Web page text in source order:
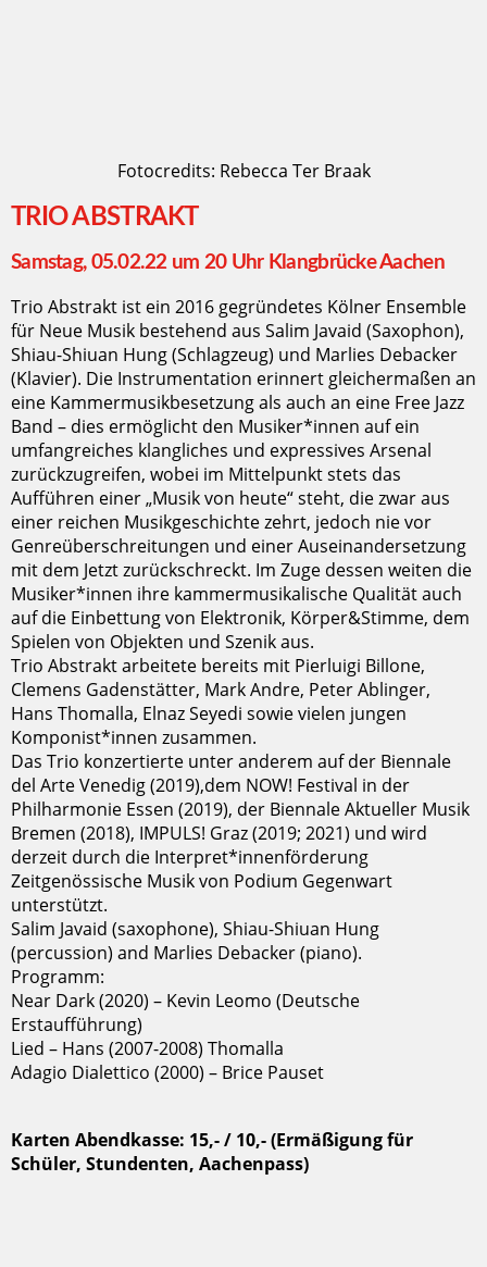
Fotocredits: Rebecca Ter Braak
TRIO ABSTRAKT
Samstag, 05.02.22 um 20 Uhr Klangbrücke Aachen
Trio Abstrakt ist ein 2016 gegründetes Kölner Ensemble
für Neue Musik bestehend aus Salim Javaid (Saxophon),
Shiau-Shiuan Hung (Schlagzeug) und Marlies Debacker
(Klavier). Die Instrumentation erinnert gleichermaßen an
eine Kammermusikbesetzung als auch an eine Free Jazz
Band – dies ermöglicht den Musiker*innen auf ein
umfangreiches klangliches und expressives Arsenal
zurückzugreifen, wobei im Mittelpunkt stets das
Aufführen einer „Musik von heute“ steht, die zwar aus
einer reichen Musikgeschichte zehrt, jedoch nie vor
Genreüberschreitungen und einer Auseinandersetzung
mit dem Jetzt zurückschreckt. Im Zuge dessen weiten die
Musiker*innen ihre kammermusikalische Qualität auch
auf die Einbettung von Elektronik, Körper&Stimme, dem
Spielen von Objekten und Szenik aus.
Trio Abstrakt arbeitete bereits mit Pierluigi Billone,
Clemens Gadenstätter, Mark Andre, Peter Ablinger,
Hans Thomalla, Elnaz Seyedi sowie vielen jungen
Komponist*innen zusammen.
Das Trio konzertierte unter anderem auf der Biennale
del Arte Venedig (2019),dem NOW! Festival in der
Philharmonie Essen (2019), der Biennale Aktueller Musik
Bremen (2018), IMPULS! Graz (2019; 2021) und wird
derzeit durch die Interpret*innenförderung
Zeitgenössische Musik von Podium Gegenwart
unterstützt.
Salim Javaid (saxophone), Shiau-Shiuan Hung
(percussion) and Marlies Debacker (piano).
Programm:
Near Dark (2020) – Kevin Leomo (Deutsche
Erstaufführung)
Lied – Hans (2007-2008) Thomalla
Adagio Dialettico (2000) – Brice Pauset
Karten Abendkasse: 15,- / 10,- (Ermäßigung für
Schüler, Stundenten, Aachenpass)